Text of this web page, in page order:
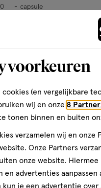
capsule
Toevoegenverhoog aantal
2e
halve prijs
voorkeuren
cookies (en vergelijkbare
wij en onze 8
tonen binnen en buiten
verzamelen wij en
Onze Partners
onze website.
en advertenties
kun je een advertentie